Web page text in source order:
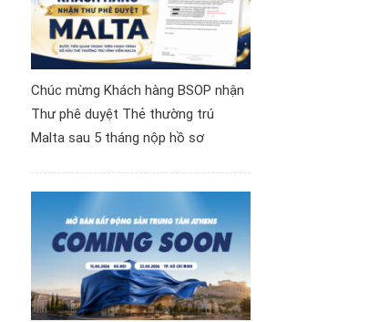
Chúc mừng Khách hàng BSOP nhận
Thư phê duyệt Thẻ thường trú
Malta sau 5 tháng nộp hồ sơ